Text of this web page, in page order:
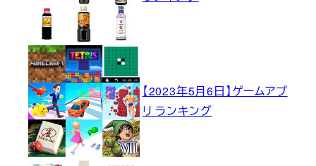
【2023年5月6日】ゲームアプ
リ ランキング